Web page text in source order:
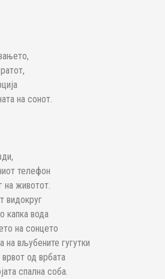
на сонот.
телефон
на животот.
видокруг
капка вода
на сонцето
вљубените гугутки
врвот од врбата
спална соба.